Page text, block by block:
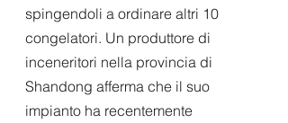
spingendoli a ordinare altri 10
congelatori. Un produttore di
inceneritori nella provincia di
Shandong afferma che il suo
impianto ha recentemente